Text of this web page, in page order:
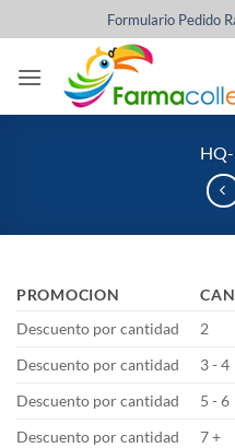
al
contenido
Formulario Pedido
PROMOCION
Descuento por cantidad
2
Descuento por cantidad
3 - 4
Descuento por cantidad
5 - 6
Descuento por cantidad
7 +